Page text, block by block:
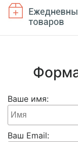
Ваше имя:
Ваш Email: